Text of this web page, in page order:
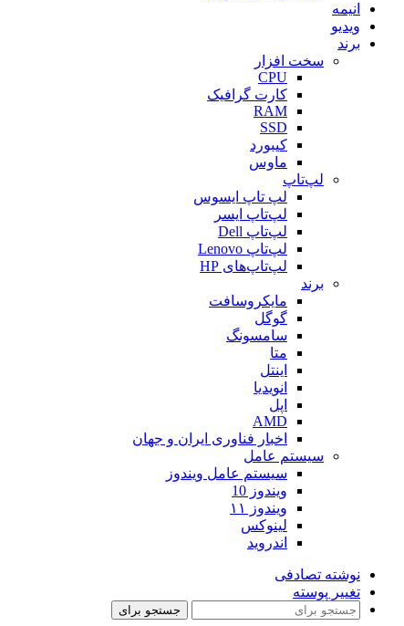
انیمه
ویدیو
برند
سخت افزار
CPU
کارت گرافیک
RAM
SSD
کیبورد
ماوس
لپ‌تاپ
لپ تاپ ایسوس
لپ‌تاپ ایسر
لپ‌تاپ Dell
لپ‌تاپ Lenovo
لپ‌تاپ‌های HP
برند
مایکروسافت
گوگل
سامسونگ
متا
اینتل
انویدیا
اپل
AMD
اخبار فناوری ایران و جهان
سیستم عامل
سیستم عامل ویندوز
ویندوز 10
ویندوز ۱۱
لینوکس
اندروید
نوشته تصادفی
تغییر پوسته
جستجو برای